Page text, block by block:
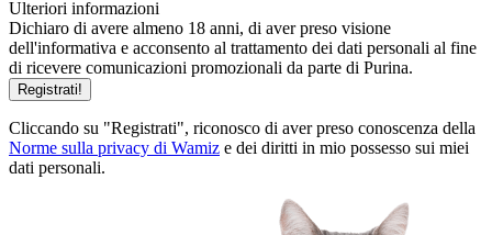
Ulteriori informazioni
Dichiaro di avere almeno 18 anni, di aver preso visione
dell'informativa e acconsento al trattamento dei dati personali al fine
di ricevere comunicazioni promozionali da parte di Purina.
Registrati!
Cliccando su "Registrati", riconosco di aver preso conoscenza della
Norme sulla privacy di Wamiz e dei diritti in mio possesso sui miei
dati personali.